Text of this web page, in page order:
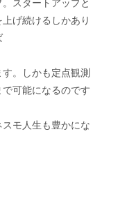
スタートアップと
げ続けるしかあり
。しかも定点観測
可能になるのです
モ人生も豊かにな